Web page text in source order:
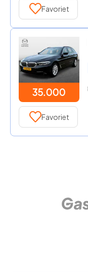
Favoriet
35.000
Favoriet